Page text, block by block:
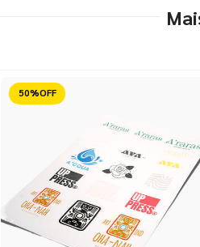
Reduzido